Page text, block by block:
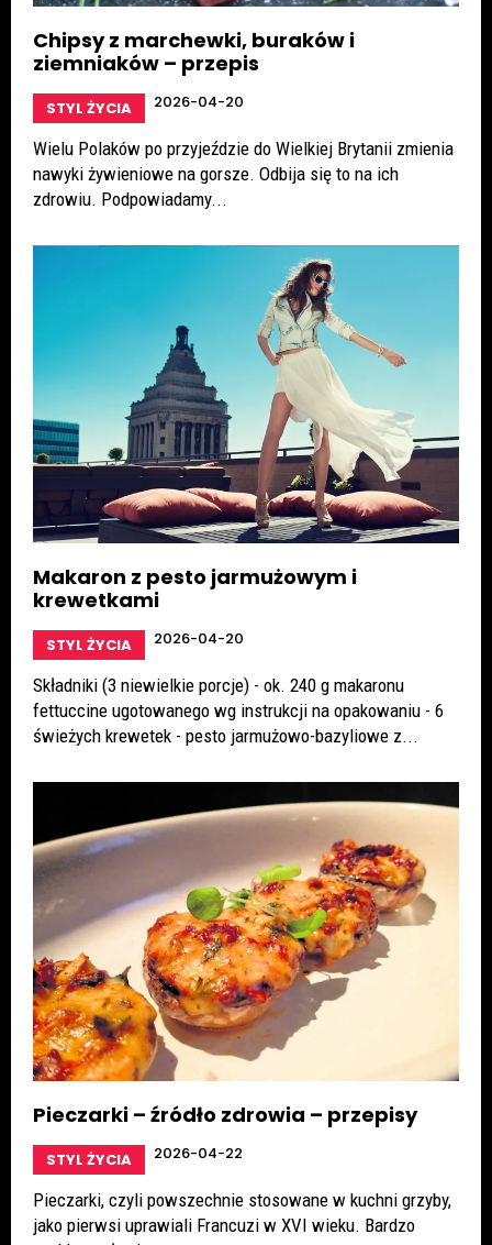
Chipsy z marchewki, buraków i
ziemniaków – przepis
STYL ŻYCIA 2026-04-20
Wielu Polaków po przyjeździe do Wielkiej Brytanii zmienia
nawyki żywieniowe na gorsze. Odbija się to na ich
zdrowiu. Podpowiadamy...
Makaron z pesto jarmużowym i
krewetkami
STYL ŻYCIA 2026-04-20
Składniki (3 niewielkie porcje) - ok. 240 g makaronu
fettuccine ugotowanego wg instrukcji na opakowaniu - 6
świeżych krewetek - pesto jarmużowo-bazyliowe z...
Pieczarki – źródło zdrowia – przepisy
STYL ŻYCIA 2026-04-22
Pieczarki, czyli powszechnie stosowane w kuchni grzyby,
jako pierwsi uprawiali Francuzi w XVI wieku. Bardzo